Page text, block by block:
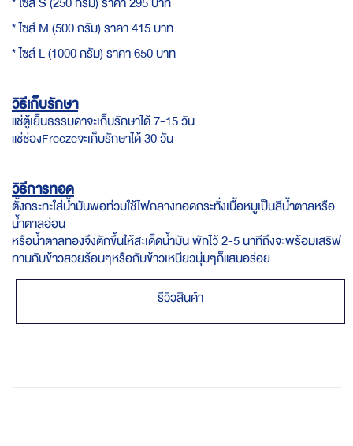
* ไซส์ M (500 กรัม) ราคา 415 บาท
* ไซส์ L (1000 กรัม) ราคา 650 บาท
วิธีเก็บรักษา
แช่ตู้เย็นธรรมดาจะเก็บรักษาได้ 7-15 วัน
แช่ช่องFreezeจะเก็บรักษาได้ 30 วัน
วิธีการทอด
ตั้งกระทะใส่น้ำมันพอท่วมใช้ไฟกลางทอดกระทั่งเนื้อหมูเป็นสีน้ำตาลหรือ
น้ำตาลอ่อน
หรือน้ำตาลทองจึงตักขึ้นให้สะเด็ดน้ำมัน พักไว้ 2-5 นาทีถึงจะพร้อมเสริฟ
ทานกับข้าวสวยร้อนๆหรือกับข้าวเหนียวนุ่มๆก็แสนอร่อย
รีวิวสินค้า